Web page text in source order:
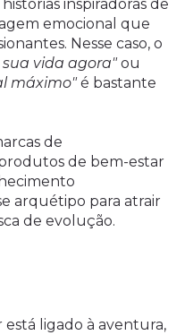
inspiradoras de
emocional que
Nesse caso, o
vida agora"ou
máximo"é bastante
de
de bem-estar
arquétipo para atrair
de evolução.
ligado à aventura,